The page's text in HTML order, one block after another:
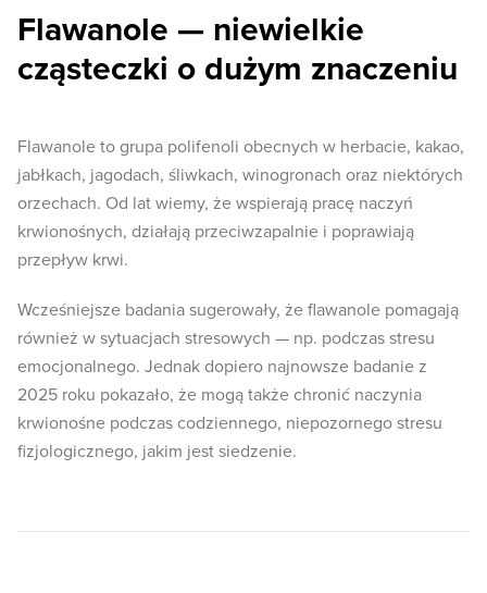
Flawanole — niewielkie
cząsteczki o dużym znaczeniu
Flawanole to grupa polifenoli obecnych w herbacie, kakao,
jabłkach, jagodach, śliwkach, winogronach oraz niektórych
orzechach. Od lat wiemy, że wspierają pracę naczyń
krwionośnych, działają przeciwzapalnie i poprawiają
przepływ krwi.
Wcześniejsze badania sugerowały, że flawanole pomagają
również w sytuacjach stresowych — np. podczas stresu
emocjonalnego. Jednak dopiero najnowsze badanie z
2025 roku pokazało, że mogą także chronić naczynia
krwionośne podczas codziennego, niepozornego stresu
fizjologicznego, jakim jest siedzenie.